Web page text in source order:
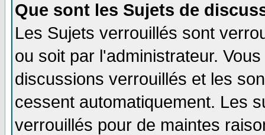
Que sont les Sujets de
Les Sujets verrouillés sont
ou soit par l'administrateur.
discussions verrouillés et les
cessent automatiquement. Les
verrouillés pour de maintes